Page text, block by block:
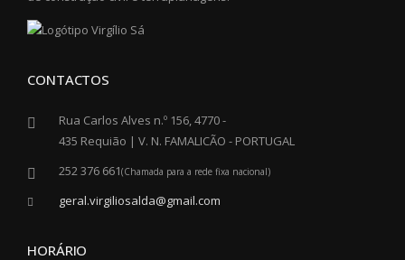
CONTACTOS
Rua Carlos Alves n.º 156, 4770 -
435 Requião | V. N. FAMALICÃO - PORTUGAL
252 376 661(Chamada para a rede fixa nacional)
geral.virgiliosalda@gmail.com
HORÁRIO